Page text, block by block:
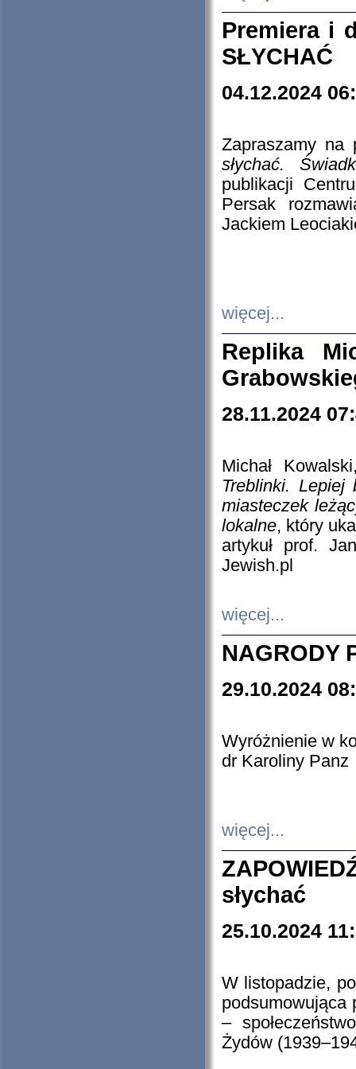
Premiera i
SŁYCHAĆ
04.12.2024
Zapraszamy
słychać.
publikacji
Persak
Jackiem
więcej...
Replika
28.11.2024
Michał
Treblinki. Lepiej
miasteczek
lokalne, który
artykuł prof.
Jewish.pl
więcej...
NAGRODY
29.10.2024
Wyróżnienie w
dr Karoliny Panz
więcej...
słychać
25.10.2024
W listopadzie,
podsumowująca
–
Żydów